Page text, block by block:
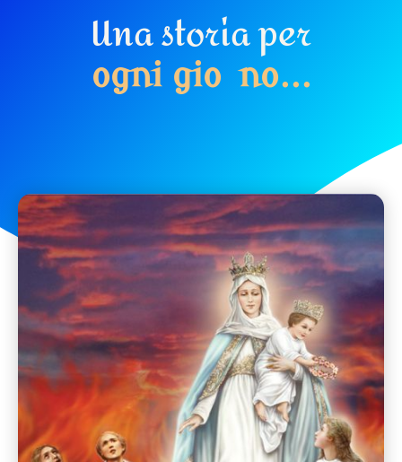
Una storia per
ogni gio rno...